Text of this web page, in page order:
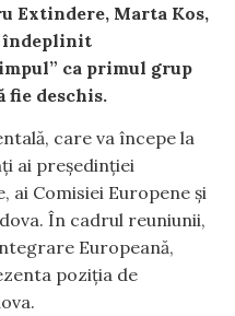
Extindere, Marta Kos,
îndeplinit
ca primul grup
fie deschis.
care va începe la
ai președinției
ai Comisiei Europene și
În cadrul reuniunii,
Europeană,
poziția de